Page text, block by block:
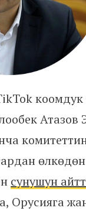
Атазов
сунушун
Орусияга